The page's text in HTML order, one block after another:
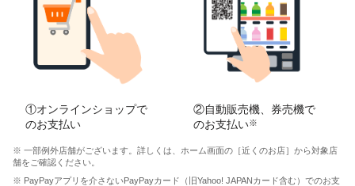
①オンラインショップで
のお支払い
②自動販売機、券売機で
のお支払い※
※ 一部例外店舗がございます。詳しくは、ホーム画面の［近くのお店］から対象店
舗をご確認ください。
※ PayPayアプリを介さないPayPayカード（旧Yahoo! JAPANカード含む）でのお支